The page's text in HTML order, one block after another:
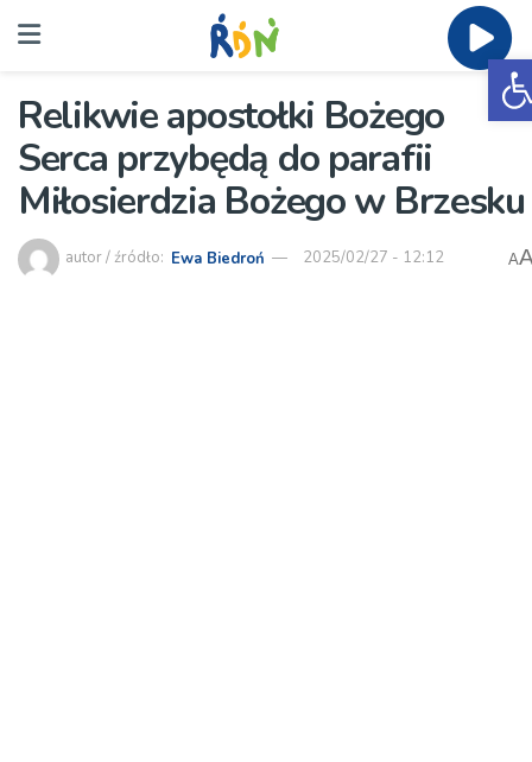
Relikwie apostołki Bożego
Serca przybędą do parafii
Miłosierdzia Bożego w Brzesku
autor / źródło: Ewa Biedroń 2025/02/27 - 12:12 A